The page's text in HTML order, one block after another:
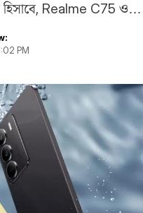
Realme C75 ও
এখনও প্রকাশ না
PM